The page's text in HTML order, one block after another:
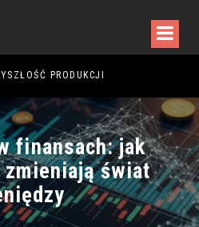
PRODUKCJI
finansach: jak
świat